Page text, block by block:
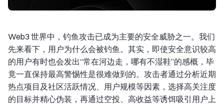
Web3 世界中，钓鱼攻击已成为主要的安全威胁之一。我们
先来看下，用户为什么会被钓鱼。其实，即使安全意识较高
的用户有时也会发出“常在河边走，哪有不湿鞋”的感概，毕
竟一直保持最高警惕性是很难做到的。攻击者通过分析近期
热点项目及社区活跃情况、用户规模等因素，选择高关注度
的目标并精心伪装，再通过空投、高收益等诱饵吸引用户上